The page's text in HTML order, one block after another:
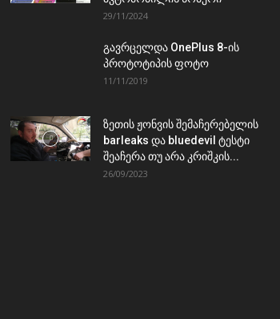
29/11/2024
გავრცელდა OnePlus 8-ის
პროტოტიპის ფოტო
11/11/2019
ზეთის ჟონვის შემაჩერებელის
barleaks და bluedevil ტესტი
შეაჩერა თუ არა კრიშკის...
26/09/2023